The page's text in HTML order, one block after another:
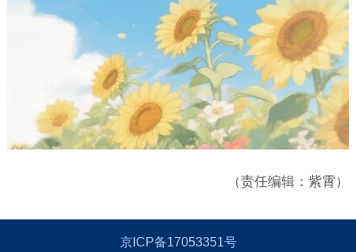
（责任编辑：紫霄）
京ICP备17053351号